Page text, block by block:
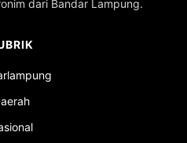
dari Bandar Lampung.